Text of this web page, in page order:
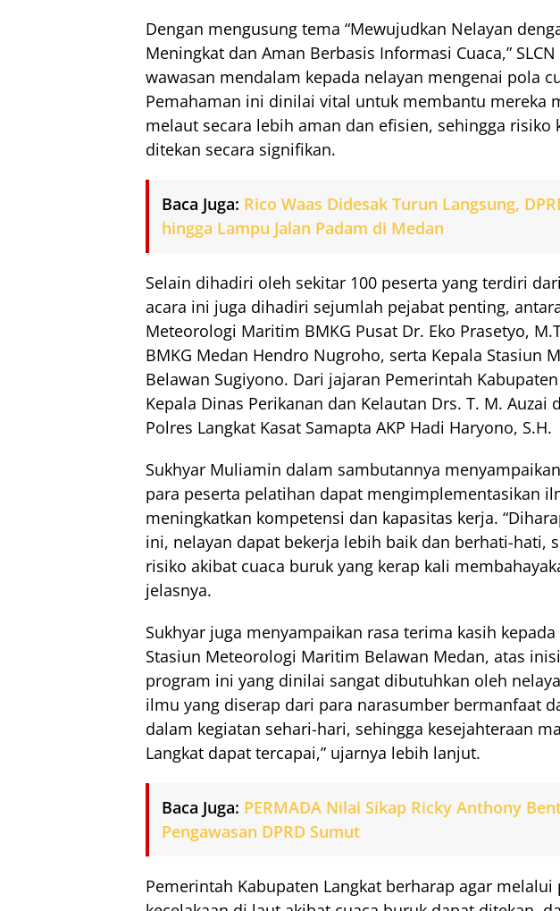
Dengan mengusung tema “Mewujudkan Nelayan
Meningkat dan Aman Berbasis Informasi Cuaca,”
wawasan mendalam kepada nelayan mengenai pola
Pemahaman ini dinilai vital untuk membantu mereka
melaut secara lebih aman dan efisien, sehingga risiko
ditekan secara signifikan.
Baca Juga: Rico Waas Didesak Turun Langsung,
hingga Lampu Jalan Padam di Medan
Selain dihadiri oleh sekitar 100 peserta yang terdiri
acara ini juga dihadiri sejumlah pejabat penting,
Meteorologi Maritim BMKG Pusat Dr. Eko Prasetyo,
BMKG Medan Hendro Nugroho, serta Kepala Stasiun
Belawan Sugiyono. Dari jajaran Pemerintah
Kepala Dinas Perikanan dan Kelautan Drs. T. M. Auzai
Polres Langkat Kasat Samapta AKP Hadi Haryono, S.H.
Sukhyar Muliamin dalam sambutannya
para peserta pelatihan dapat mengimplementasikan
meningkatkan kompetensi dan kapasitas kerja.
ini, nelayan dapat bekerja lebih baik dan berhati-hati,
risiko akibat cuaca buruk yang kerap kali
jelasnya.
Sukhyar juga menyampaikan rasa terima kasih kepada
Stasiun Meteorologi Maritim Belawan Medan, atas
program ini yang dinilai sangat dibutuhkan oleh
ilmu yang diserap dari para narasumber bermanfaat
dalam kegiatan sehari-hari, sehingga kesejahteraan
Langkat dapat tercapai,” ujarnya lebih lanjut.
Baca Juga: PERMADA Nilai Sikap Ricky Anthony
Pengawasan DPRD Sumut
Pemerintah Kabupaten Langkat berharap agar